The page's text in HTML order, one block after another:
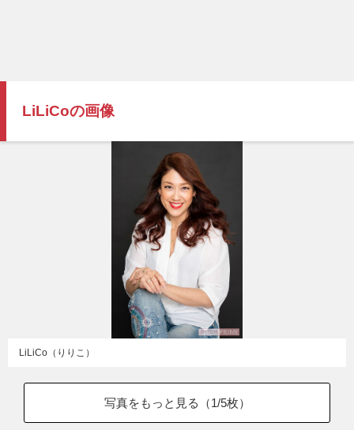
LiLiCoの画像
LiLiCo（りりこ）
写真をもっと見る（1/5枚）